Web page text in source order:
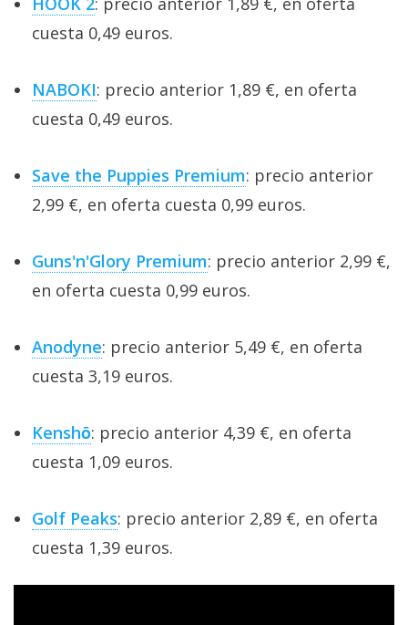
cuesta 0,49 euros.
NABOKI: precio anterior 1,89 €, en oferta
cuesta 0,49 euros.
Save the Puppies Premium: precio anterior
2,99 €, en oferta cuesta 0,99 euros.
Guns'n'Glory Premium: precio anterior 2,99 €,
en oferta cuesta 0,99 euros.
Anodyne: precio anterior 5,49 €, en oferta
cuesta 3,19 euros.
Kenshō: precio anterior 4,39 €, en oferta
cuesta 1,09 euros.
Golf Peaks: precio anterior 2,89 €, en oferta
cuesta 1,39 euros.